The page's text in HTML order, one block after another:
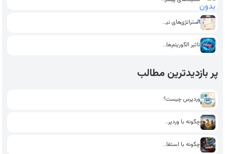
استراتژی‌های نیچ مارکتینگ در بازاریابی…
تاثیر الگوریتم‌های هوشمند بر تحلیل…
پر بازدیدترین مطالب
وردپرس چیست؟
چگونه با وردپرس یک فروشگاه…
چگونه با استفاده از تکنیک‌های…